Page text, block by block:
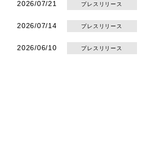
2026/07/21 プレスリリース
2026/07/14 プレスリリース
2026/06/10 プレスリリース